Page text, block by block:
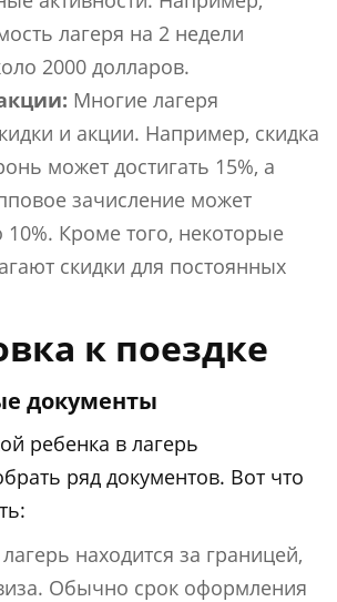
лагеря на 2 недели
2000 долларов.
Многие лагеря
и акции. Например, скидка
может достигать 15%, а
зачисление может
10%. Кроме того, некоторые
скидки для постоянных
к поездке
документы
ребенка в лагерь
ряд документов. Вот что
находится за границей,
Обычно срок оформления